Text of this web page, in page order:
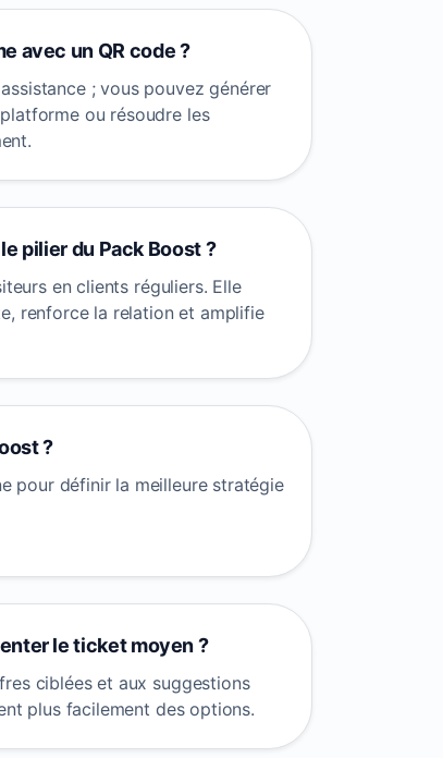
avec un QR code ?
; vous pouvez générer
ou résoudre les
pilier du Pack Boost ?
en clients réguliers. Elle
renforce la relation et amplifie
?
pour définir la meilleure stratégie
le ticket moyen ?
ciblées et aux suggestions
plus facilement des options.